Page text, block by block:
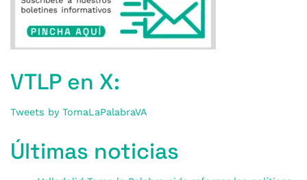
VTLP en X:
Tweets by TomaLaPalabraVA
Últimas noticias